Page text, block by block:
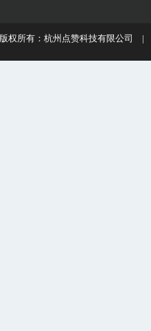
版权所有：杭州点赞科技有限公司